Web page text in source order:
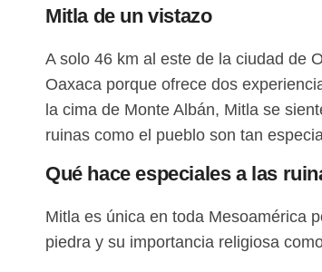
Mitla de un vistazo
A solo 46 km al este de la ciudad de
Oaxaca porque ofrece dos
la cima de Monte Albán, Mitla se
ruinas como el pueblo son tan
Qué hace especiales a las
Mitla es única en toda Mesoamérica
piedra y su importancia religiosa